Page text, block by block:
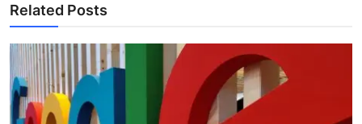
Related Posts